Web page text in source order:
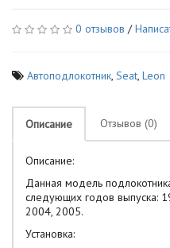
0 отзывов /
Автоподлокотник, Seat, Leon
Описание Отзывов (0)
Описание:
Данная модель
следующих годов выпуска:
2004, 2005.
Установка: